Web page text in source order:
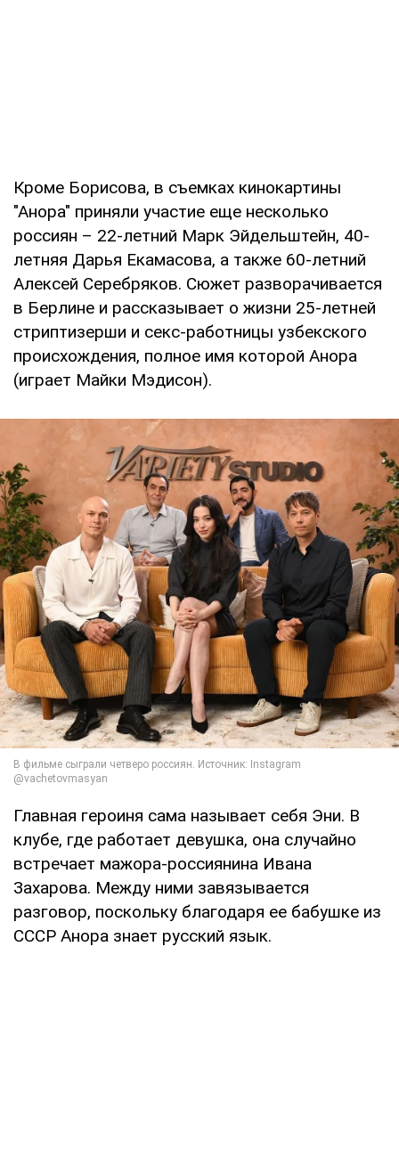
Кроме Борисова, в съемках кинокартины
"Анора" приняли участие еще несколько
россиян – 22-летний Марк Эйдельштейн, 40-
летняя Дарья Екамасова, а также 60-летний
Алексей Серебряков. Сюжет разворачивается
в Берлине и рассказывает о жизни 25-летней
стриптизерши и секс-работницы узбекского
происхождения, полное имя которой Анора
(играет Майки Мэдисон).
Главная героиня сама называет себя Эни. В
клубе, где работает девушка, она случайно
встречает мажора-россиянина Ивана
Захарова. Между ними завязывается
разговор, поскольку благодаря ее бабушке из
СССР Анора знает русский язык.